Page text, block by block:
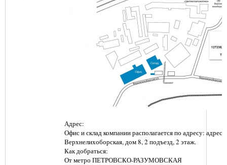
Адрес:
Офис и склад компании располагается по адресу: адрес:
Верхнелихоборская, дом 8, 2 подъезд, 2 этаж.
Как добраться:
От метро ПЕТРОВСКО-РАЗУМОВСКАЯ